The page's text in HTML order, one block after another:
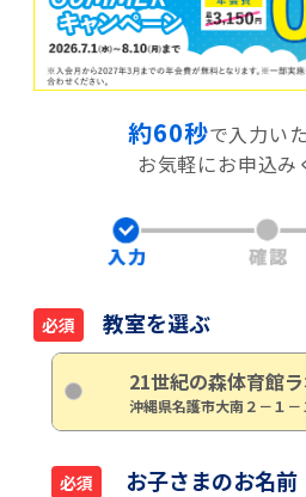
約60秒で入力い
お気軽にお申込み
必須 教室を選ぶ
21世紀の森体育館
沖縄県名護市大南２－１
必須 お子さまのお名前